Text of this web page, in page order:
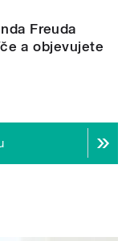
Freuda
a objevujete